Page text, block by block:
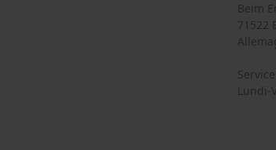
Beim
71522
Lundi-
Fact-Finder Tracking
Cookies de